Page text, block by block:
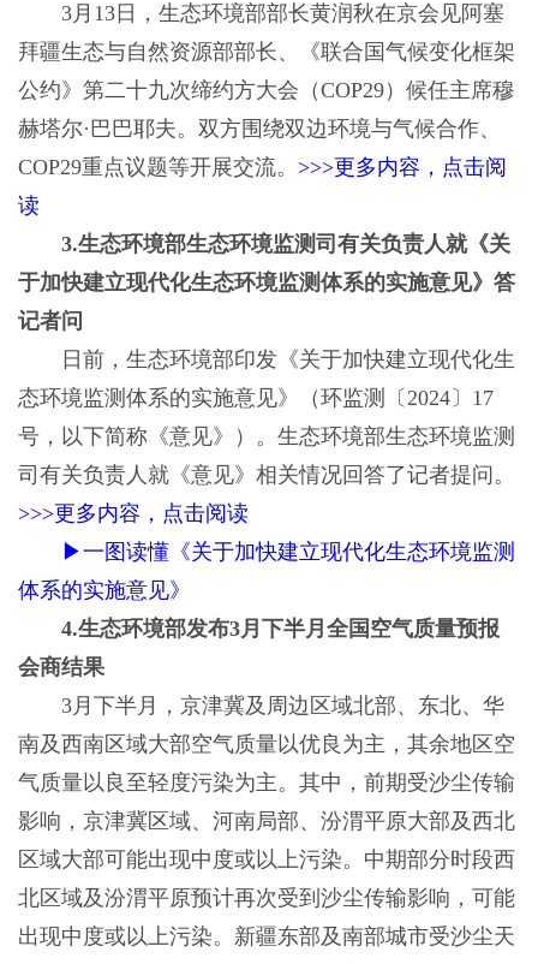
3月13日，生态环境部部长黄润秋在京会见阿塞
拜疆生态与自然资源部部长、《联合国气候变化框架
公约》第二十九次缔约方大会（COP29）候任主席穆
赫塔尔·巴巴耶夫。双方围绕双边环境与气候合作、
COP29重点议题等开展交流。 >>>更多内容，点击阅
读
3.生态环境部生态环境监测司有关负责人就《关
于加快建立现代化生态环境监测体系的实施意见》答
记者问
日前，生态环境部印发《关于加快建立现代化生
态环境监测体系的实施意见》（环监测〔2024〕17
号，以下简称《意见》）。生态环境部生态环境监测
司有关负责人就《意见》相关情况回答了记者提问。
>>>更多内容，点击阅读
▶一图读懂《关于加快建立现代化生态环境监测
体系的实施意见》
4.生态环境部发布3月下半月全国空气质量预报
会商结果
3月下半月，京津冀及周边区域北部、东北、华
南及西南区域大部空气质量以优良为主，其余地区空
气质量以良至轻度污染为主。其中，前期受沙尘传输
影响，京津冀区域、河南局部、汾渭平原大部及西北
区域大部可能出现中度或以上污染。中期部分时段西
北区域及汾渭平原预计再次受到沙尘传输影响，可能
出现中度或以上污染。新疆东部及南部城市受沙尘天